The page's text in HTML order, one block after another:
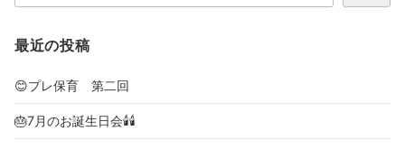
最近の投稿
😊プレ保育 第二回
🎂7月のお誕生日会🕯🕯